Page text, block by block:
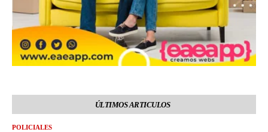
ÚLTIMOS ARTICULOS
POLICIALES